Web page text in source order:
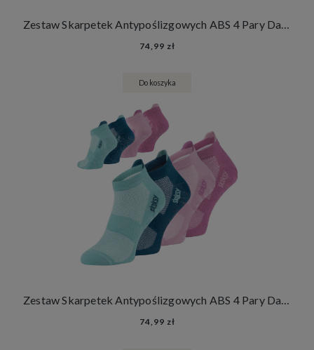
Zestaw Skarpetek Antypoślizgowych ABS 4 Pary Damskie Męskie Skarpety Stopki Joga Fitness
74,99 zł
Do koszyka
Zestaw Skarpetek Antypoślizgowych ABS 4 Pary Damskie Męskie Skarpety Stopki Joga Fitness
74,99 zł